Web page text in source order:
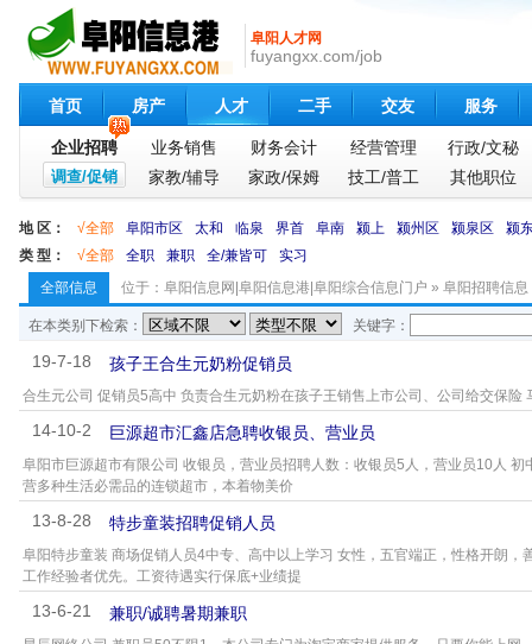
阜阳人才网
fuyangxx.com/job
首页 房产 人才 二手 交友 服务
企业招聘 业务销售 财务会计 经营管理 行政/文秘
调查/促销 家教/辅导 家政/保姆 技工/普工 其他职位
地 区： √全部 阜阳市区 太和 临泉 界首 阜南 颍上 颍州区 颍泉区
颍
类 型：
√全部 全职 兼职 全/兼皆可
实习
全部信息
位于： 阜阳信息网|阜阳信息港|阜阳综合信息门户 » 阜阳招聘信息
在本类别下检索： 关键字：
19-7-18 孩子王合生元奶粉促销员
合生元公司 促销员5高中 负责合生元奶粉在孩子王销售上市公司、公司给交保险
14-10-2 巨源超市汇鑫店急聘收银员、营业员
阜阳市巨源超市有限公司 收银员，营业员招聘人数：收银员5人，营业员10人
营多种生活必需品的连锁超市，本着物美价
13-8-28 特步童装招聘促销人员
阜阳特步童装 商场促销人员4中专、高中以上学习 女性，五官端正，性格开朗
工作经验者优先。工资待遇实行保底+业绩提
13-6-21 兼职/诚聘暑期兼职